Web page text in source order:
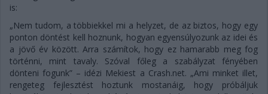
is:
„Nem tudom, a többiekkel mi a helyzet, de az biztos, hogy egy
ponton döntést kell hoznunk, hogyan egyensúlyozunk az idei és
a jövő év között. Arra számítok, hogy ez hamarabb meg fog
történni, mint tavaly. Szóval főleg a szabályzat fényében
dönteni fogunk” – idézi Mekiest a Crash.net. „Ami minket illet,
rengeteg fejlesztést hoztunk mostanáig, hogy próbáljuk